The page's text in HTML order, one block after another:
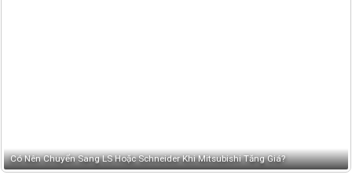
Bảng giá đầu Cos mới nhất tháng 05/2026-Tải Bảng giá Đầu Cos Mới Nhất